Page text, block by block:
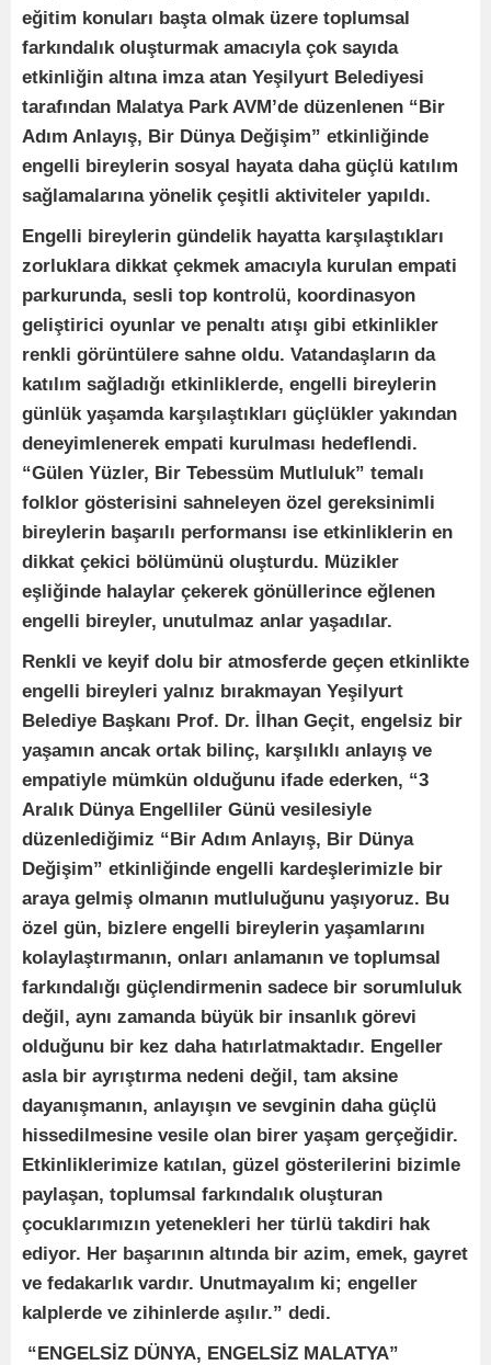
eğitim konuları başta olmak üzere toplumsal
farkındalık oluşturmak amacıyla çok sayıda
etkinliğin altına imza atan Yeşilyurt Belediyesi
tarafından Malatya Park AVM’de düzenlenen “Bir
Adım Anlayış, Bir Dünya Değişim” etkinliğinde
engelli bireylerin sosyal hayata daha güçlü katılım
sağlamalarına yönelik çeşitli aktiviteler yapıldı.
Engelli bireylerin gündelik hayatta karşılaştıkları
zorluklara dikkat çekmek amacıyla kurulan empati
parkurunda, sesli top kontrolü, koordinasyon
geliştirici oyunlar ve penaltı atışı gibi etkinlikler
renkli görüntülere sahne oldu. Vatandaşların da
katılım sağladığı etkinliklerde, engelli bireylerin
günlük yaşamda karşılaştıkları güçlükler yakından
deneyimlenerek empati kurulması hedeflendi.
“Gülen Yüzler, Bir Tebessüm Mutluluk” temalı
folklor gösterisini sahneleyen özel gereksinimli
bireylerin başarılı performansı ise etkinliklerin en
dikkat çekici bölümünü oluşturdu. Müzikler
eşliğinde halaylar çekerek gönüllerince eğlenen
engelli bireyler, unutulmaz anlar yaşadılar.
Renkli ve keyif dolu bir atmosferde geçen etkinlikte
engelli bireyleri yalnız bırakmayan Yeşilyurt
Belediye Başkanı Prof. Dr. İlhan Geçit, engelsiz bir
yaşamın ancak ortak bilinç, karşılıklı anlayış ve
empatiyle mümkün olduğunu ifade ederken, “3
Aralık Dünya Engelliler Günü vesilesiyle
düzenlediğimiz “Bir Adım Anlayış, Bir Dünya
Değişim” etkinliğinde engelli kardeşlerimizle bir
araya gelmiş olmanın mutluluğunu yaşıyoruz. Bu
özel gün, bizlere engelli bireylerin yaşamlarını
kolaylaştırmanın, onları anlamanın ve toplumsal
farkındalığı güçlendirmenin sadece bir sorumluluk
değil, aynı zamanda büyük bir insanlık görevi
olduğunu bir kez daha hatırlatmaktadır. Engeller
asla bir ayrıştırma nedeni değil, tam aksine
dayanışmanın, anlayışın ve sevginin daha güçlü
hissedilmesine vesile olan birer yaşam gerçeğidir.
Etkinliklerimize katılan, güzel gösterilerini bizimle
paylaşan, toplumsal farkındalık oluşturan
çocuklarımızın yetenekleri her türlü takdiri hak
ediyor. Her başarının altında bir azim, emek, gayret
ve fedakarlık vardır. Unutmayalım ki; engeller
kalplerde ve zihinlerde aşılır.” dedi.
“ENGELSİZ DÜNYA, ENGELSİZ MALATYA”